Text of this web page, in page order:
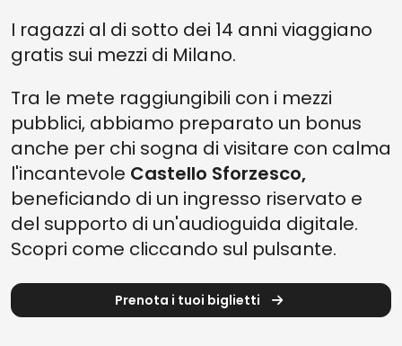
I ragazzi al di sotto dei 14 anni viaggiano
gratis sui mezzi di Milano.
Tra le mete raggiungibili con i mezzi
pubblici, abbiamo preparato un bonus
anche per chi sogna di visitare con calma
l'incantevole Castello Sforzesco,
beneficiando di un ingresso riservato e
del supporto di un'audioguida digitale.
Scopri come cliccando sul pulsante.
Prenota i tuoi biglietti